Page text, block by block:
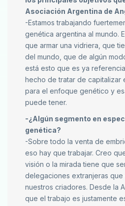
Asociación Argentina de
-Estamos trabajando
genética argentina al mundo.
que armar una vidriera, que
del mundo, que de algún
está esto que es ya
hecho de tratar de capitalizar
para el enfoque genético y
puede tener.
-¿Algún segmento en
genética?
-Sobre todo la venta de
eso hay que trabajar. Creo
visión o la mirada tiene que
delegaciones extranjeras
nuestros criadores. Desde la
que el trabajo es justamente